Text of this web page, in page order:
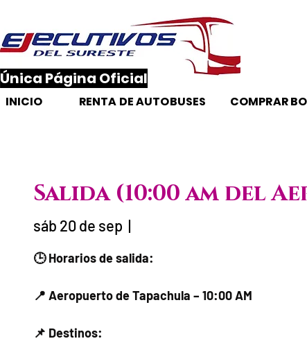
​Única Página Oficial
INICIO RENTA DE AUTOBUSES COMPRAR
Salida (10:00 am del
sáb 20 de sep
  |
🕒 Horarios de salida:
📍 Aeropuerto de Tapachula – 10:00 AM
📌 Destinos: